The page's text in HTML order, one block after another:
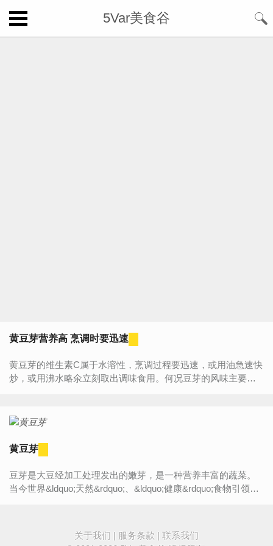
5Var美食谷
黄豆芽营养高 烹调时要迅速
黄豆芽的维生素C属于水溶性，烹调过程要迅速，或用油急速快
炒，或用沸水略氽立刻取出调味食用。何况豆芽的风味主要在
黄豆芽
豆芽是大豆经加工处理发出的嫩芽，是一种营养丰富的蔬菜。
当今世界&ldquo;天然&rdquo;、&ldquo;健康&rdquo;食物引领风
关于我们 | 服务条款 | 联系我们